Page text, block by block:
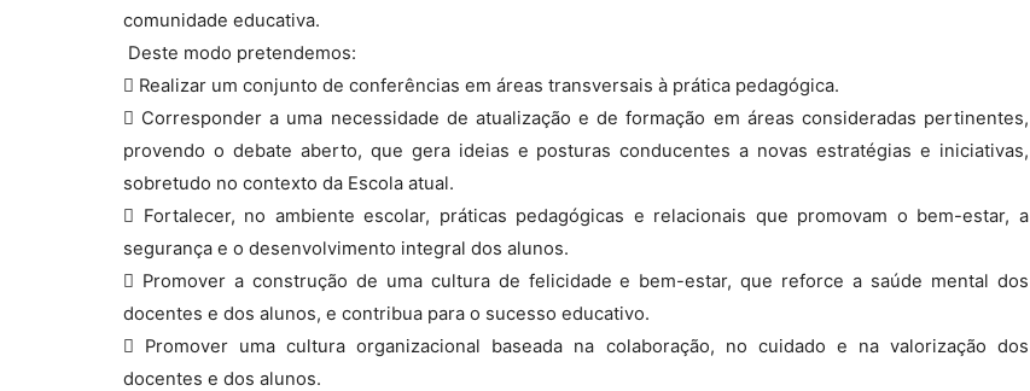
comunidade educativa.
 Deste modo pretendemos:
 Realizar um conjunto de conferências em áreas transversais à prática pedagógica.
 Corresponder a uma necessidade de atualização e de formação em áreas consideradas pertinentes,
provendo o debate aberto, que gera ideias e posturas conducentes a novas estratégias e iniciativas,
sobretudo no contexto da Escola atual.
 Fortalecer, no ambiente escolar, práticas pedagógicas e relacionais que promovam o bem-estar, a
segurança e o desenvolvimento integral dos alunos.
 Promover a construção de uma cultura de felicidade e bem-estar, que reforce a saúde mental dos
docentes e dos alunos, e contribua para o sucesso educativo.
 Promover uma cultura organizacional baseada na colaboração, no cuidado e na valorização dos
docentes e dos alunos.